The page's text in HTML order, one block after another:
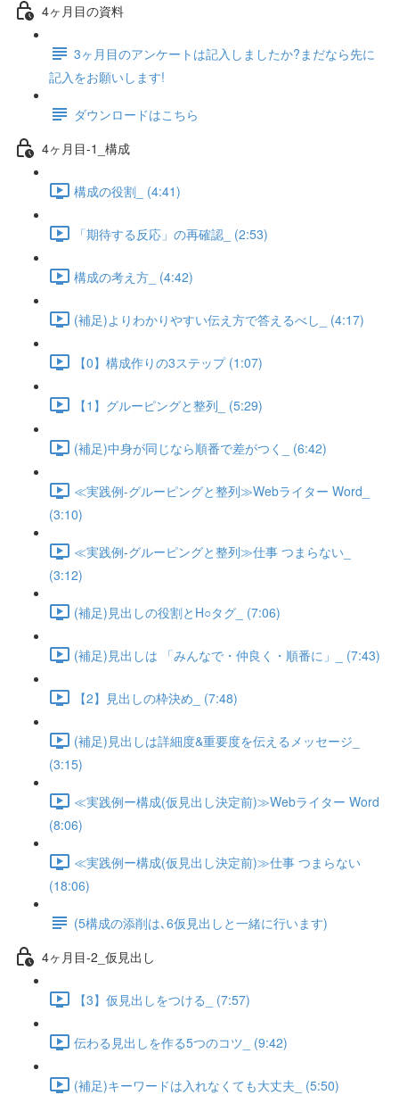
4ヶ月目の資料
3ヶ月目のアンケートは記入しましたか?まだなら先に
記入をお願いします!
ダウンロードはこちら
4ヶ月目-1_構成
構成の役割_ (4:41)
「期待する反応」の再確認_ (2:53)
構成の考え方_ (4:42)
(補足)よりわかりやすい伝え方で答えるべし_ (4:17)
【0】構成作りの3ステップ (1:07)
【1】グルーピングと整列_ (5:29)
(補足)中身が同じなら順番で差がつく_ (6:42)
≪実践例-グルーピングと整列≫Webライター Word_
(3:10)
≪実践例-グルーピングと整列≫仕事 つまらない_
(3:12)
(補足)見出しの役割とH○タグ_ (7:06)
(補足)見出しは 「みんなで・仲良く・順番に」_ (7:43)
【2】見出しの枠決め_ (7:48)
(補足)見出しは詳細度&重要度を伝えるメッセージ_
(3:15)
≪実践例ー構成(仮見出し決定前)≫Webライター Word
(8:06)
≪実践例ー構成(仮見出し決定前)≫仕事 つまらない
(18:06)
(5構成の添削は､6仮見出しと一緒に行います)
4ヶ月目-2_仮見出し
【3】仮見出しをつける_ (7:57)
伝わる見出しを作る5つのコツ_ (9:42)
(補足)キーワードは入れなくても大丈夫_ (5:50)